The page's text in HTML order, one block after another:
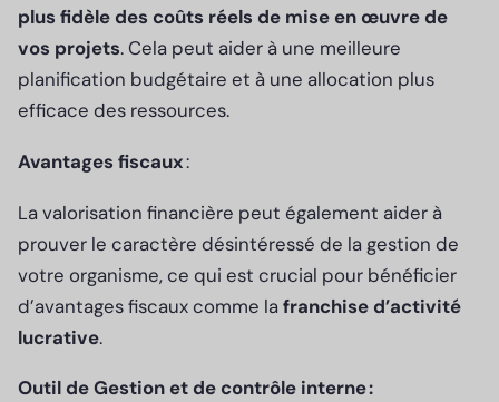
plus fidèle des coûts réels de mise en œuvre de
vos projets. Cela peut aider à une meilleure
planification budgétaire et à une allocation plus
efficace des ressources.
Avantages fiscaux:
La valorisation financière peut également aider à
prouver le caractère désintéressé de la gestion de
votre organisme, ce qui est crucial pour bénéficier
d’avantages fiscaux comme la franchise d’activité
lucrative.
Outil de Gestion et de contrôle interne :